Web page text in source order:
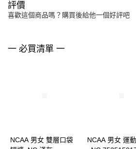
評價
喜歡這個商品嗎？購買後給他一個好評吧
一 必買清單 一
NCAA 男女 雙層口袋
NCAA 男女 運